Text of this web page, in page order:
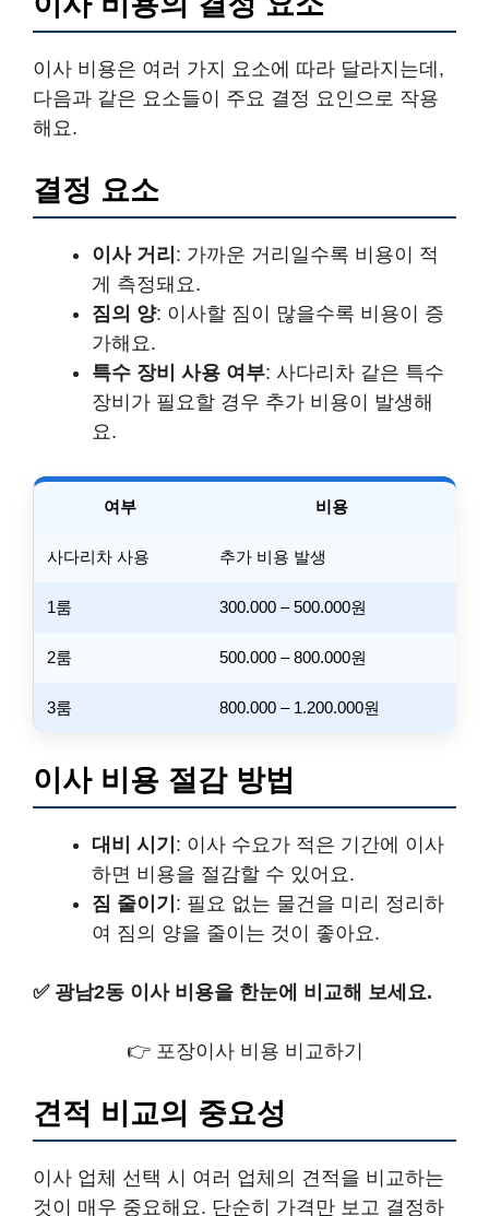
이사 비용은 여러 가지 요소에 따라 달라지는데,
다음과 같은 요소들이 주요 결정 요인으로 작용
해요.
결정 요소
이사 거리 : 가까운 거리일수록 비용이 적
게 측정돼요.
짐의 양: 이사할 짐이 많을수록 비용이 증
가해요.
특수 장비 사용 여부: 사다리차 같은 특수
장비가 필요할 경우 추가 비용이 발생해
요.
여부 비용
사다리차 사용 추가 비용 발생
1룸 300.000 – 500.000원
2룸 500.000 – 800.000원
3룸 800.000 – 1.200.000원
이사 비용 절감 방법
대비 시기 : 이사 수요가 적은 기간에 이사
하면 비용을 절감할 수 있어요.
짐 줄이기 : 필요 없는 물건을 미리 정리하
여 짐의 양을 줄이는 것이 좋아요.
✅ 광남2동 이사 비용을 한눈에 비교해 보세요.
👉 포장이사 비용 비교하기
견적 비교의 중요성
이사 업체 선택 시 여러 업체의 견적을 비교하는
것이 매우 중요해요. 단순히 가격만 보고 결정하